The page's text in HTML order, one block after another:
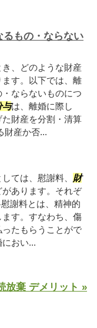
もの・ならない
、どのような財産
す。以下では、離
ならないものにつ
与は、離婚に際し
財産を分割・清算
財産か否...
ては、慰謝料、 財
あります。それぞ
謝料とは、精神的
す。すなわち、傷
たもらうことがで
おい...
放棄 デメリット »